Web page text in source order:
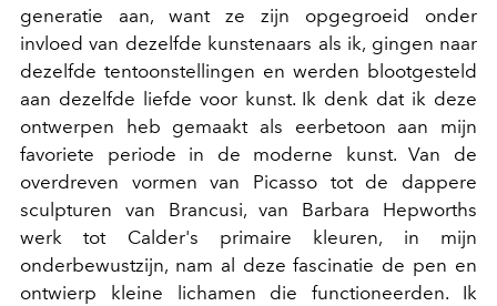
generatie aan, want ze zijn opgegroeid onder
invloed van dezelfde kunstenaars als ik, gingen naar
dezelfde tentoonstellingen en werden blootgesteld
aan dezelfde liefde voor kunst. Ik denk dat ik deze
ontwerpen heb gemaakt als eerbetoon aan mijn
favoriete periode in de moderne kunst. Van de
overdreven vormen van Picasso tot de dappere
sculpturen van Brancusi, van Barbara Hepworths
werk tot Calder's primaire kleuren, in mijn
onderbewustzijn, nam al deze fascinatie de pen en
ontwierp kleine lichamen die functioneerden. Ik